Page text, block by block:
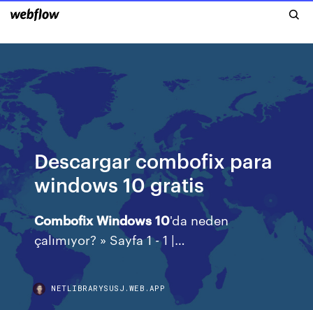
Descargar combofix para
windows 10 gratis
Combofix Windows 10'da neden
çalımıyor? » Sayfa 1 - 1 |…
NETLIBRARYSUSJ.WEB.APP